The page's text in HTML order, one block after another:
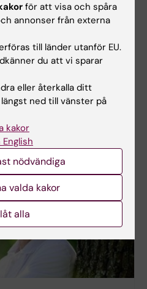
kopplas till selen
för att visa och spåra
annonser från externa
till länder utanför EU.
du att vi sparar
eller återkalla ditt
ned till vänster på
kakor
nödvändiga
valda kakor
alla